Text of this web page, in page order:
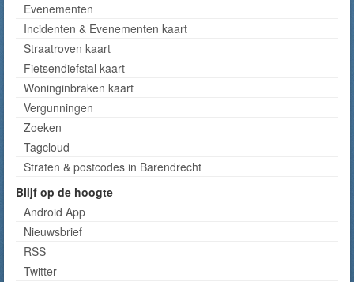
Evenementen
Incidenten & Evenementen kaart
Straatroven kaart
Fietsendiefstal kaart
Woninginbraken kaart
Vergunningen
Zoeken
Tagcloud
Straten & postcodes in Barendrecht
Blijf op de hoogte
Android App
Nieuwsbrief
RSS
Twitter